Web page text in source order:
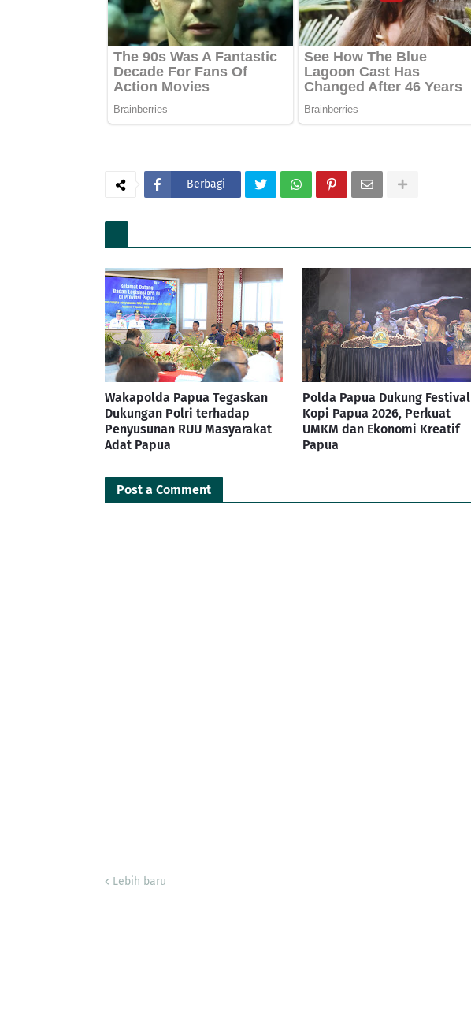
Berbagi
Wakapolda Papua Tegaskan
Dukungan Polri terhadap
Penyusunan RUU Masyarakat
Adat Papua
Polda Papua Dukung Festival
Kopi Papua 2026, Perkuat
UMKM dan Ekonomi Kreatif
Papua
Post a Comment
Lebih baru